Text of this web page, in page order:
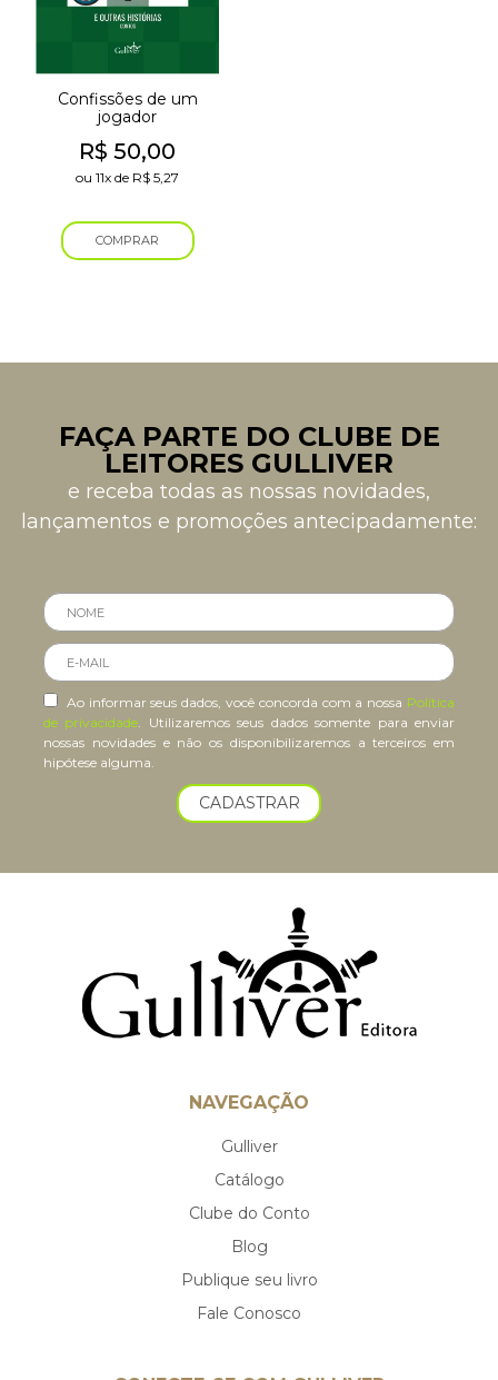
Confissões de um
jogador
R$ 50,00
ou 11x de R$ 5,27
COMPRAR
FAÇA PARTE DO CLUBE DE
LEITORES GULLIVER
e receba todas as nossas novidades,
lançamentos e promoções antecipadamente:
Ao informar seus dados, você concorda com a nossa Política
de privacidade. Utilizaremos seus dados somente para enviar
nossas novidades e não os disponibilizaremos a terceiros em
hipótese alguma.
CADASTRAR
NAVEGAÇÃO
Gulliver
Catálogo
Clube do Conto
Blog
Publique seu livro
Fale Conosco